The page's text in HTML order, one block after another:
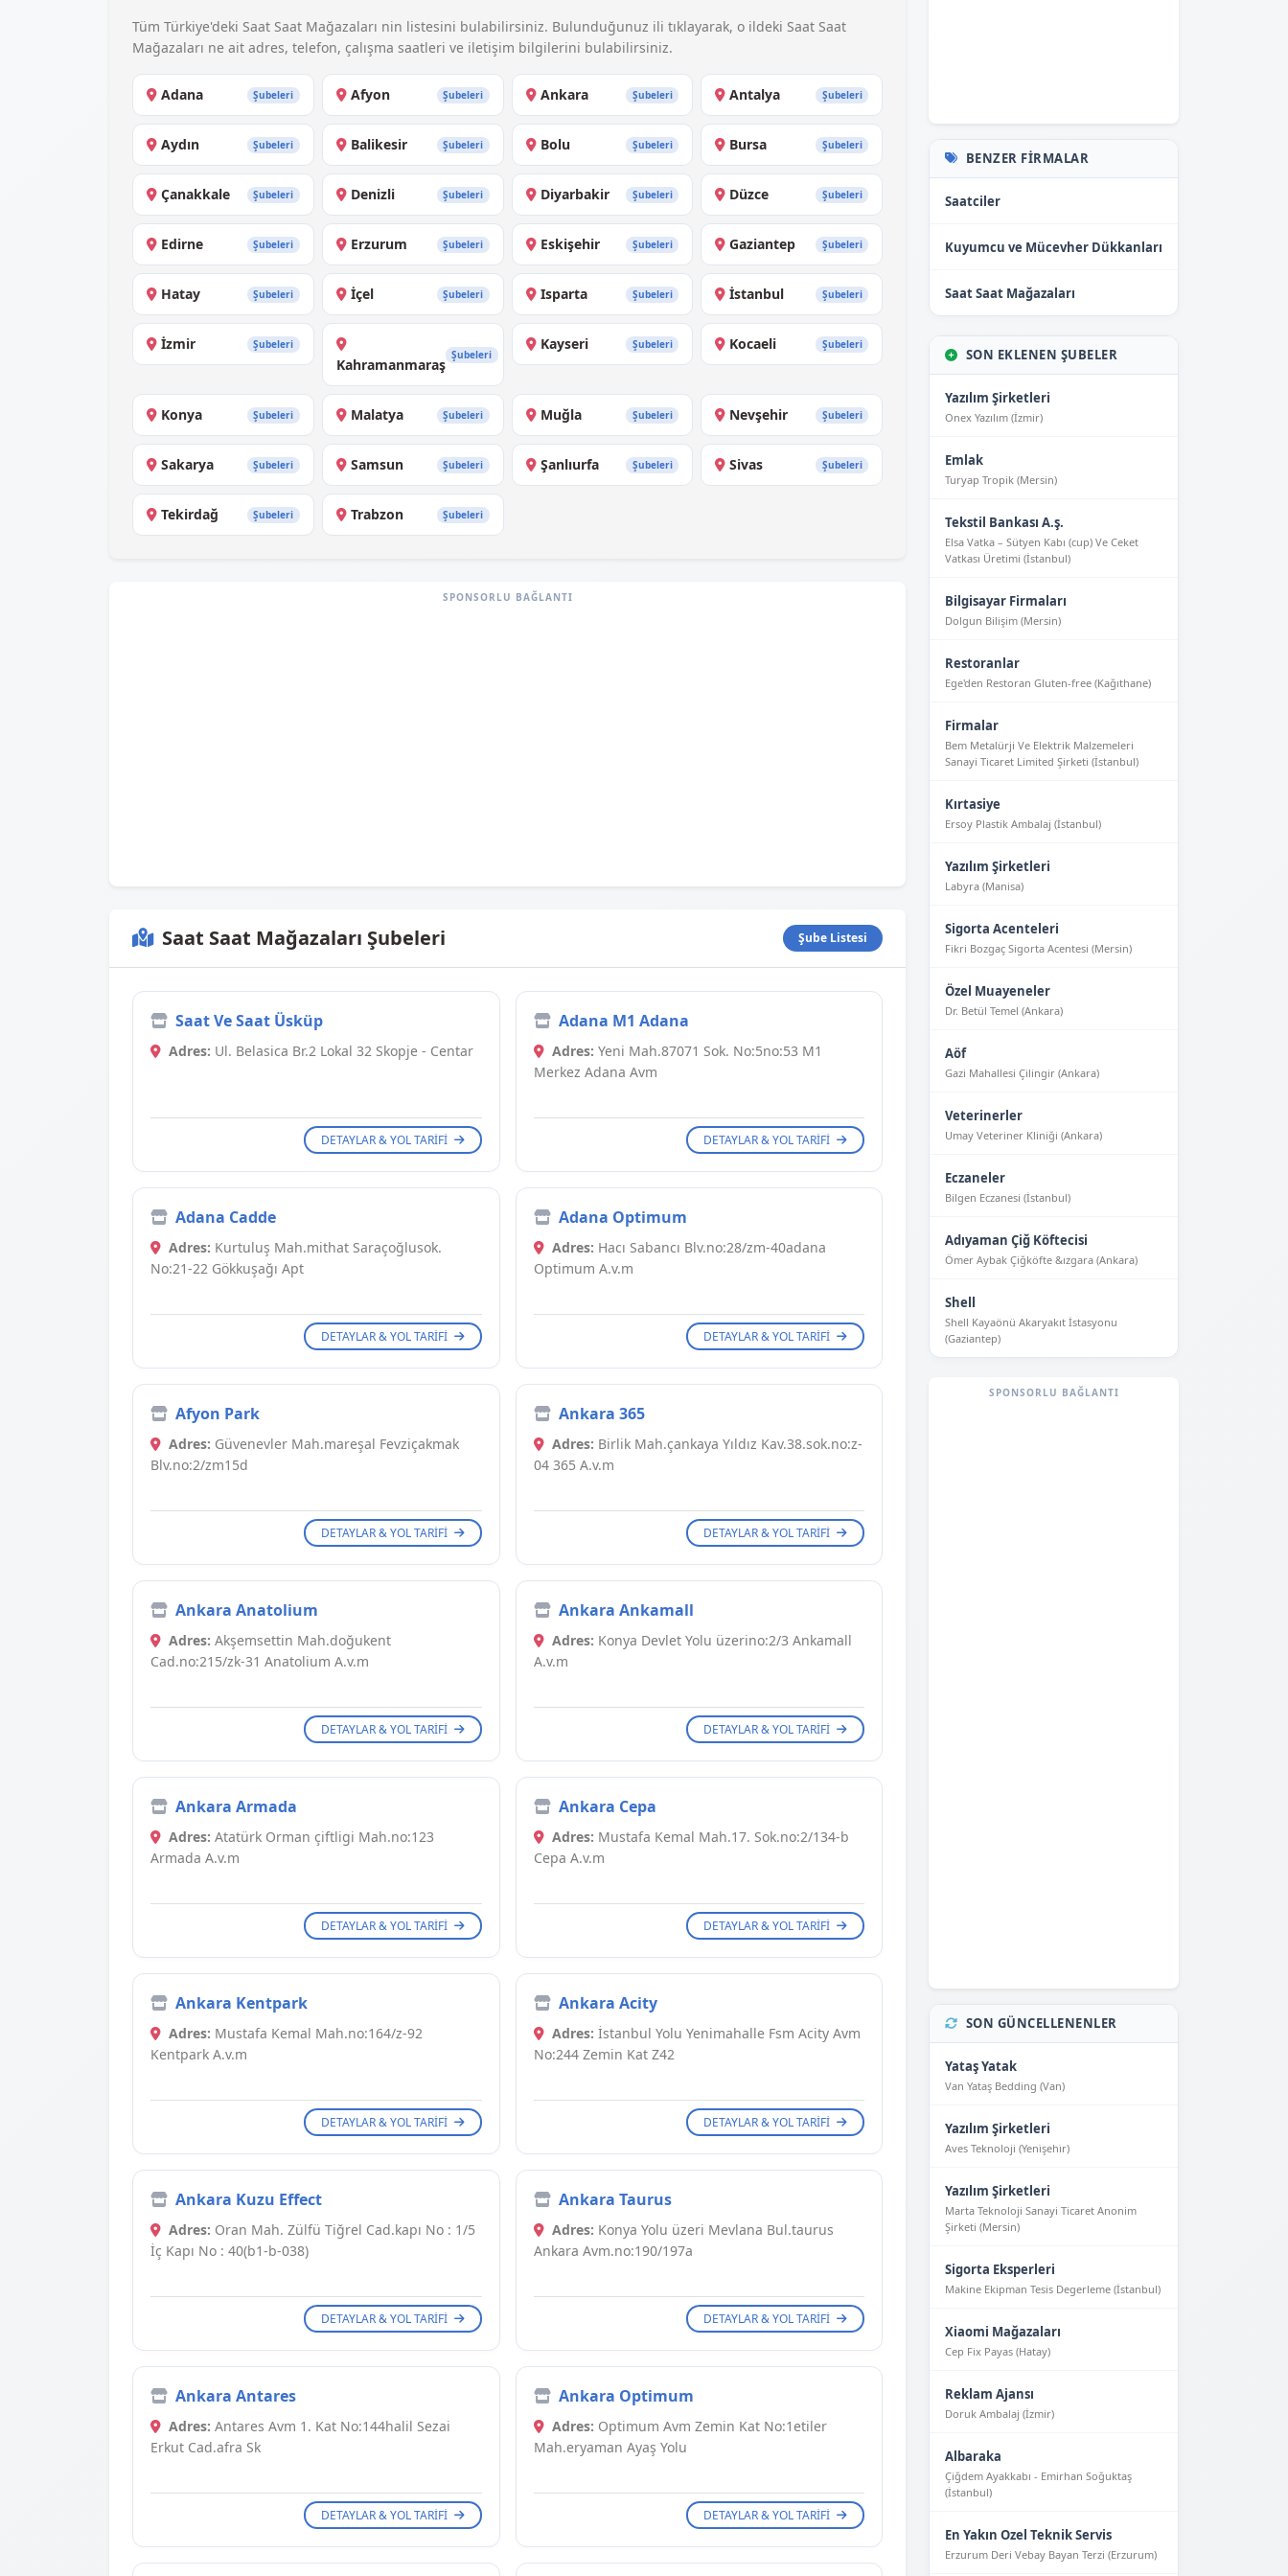
Tüm Türkiye'deki Saat Saat Mağazaları nin listesini bulabilirsiniz. Bulunduğunuz ili tıklayarak, o ildeki Saat Saat
Mağazaları ne ait adres, telefon, çalışma saatleri ve iletişim bilgilerini bulabilirsiniz.
Adana Şubeleri Afyon Şubeleri Ankara Şubeleri Antalya Şubeleri
Aydın Şubeleri Balikesir Şubeleri Bolu Şubeleri Bursa Şubeleri
Çanakkale Şubeleri Denizli Şubeleri Diyarbakir Şubeleri Düzce Şubeleri
Edirne Şubeleri Erzurum Şubeleri Eskişehir Şubeleri Gaziantep Şubeleri
Hatay Şubeleri İçel Şubeleri Isparta Şubeleri İstanbul Şubeleri
İzmir Şubeleri
Kahramanmaraş
Şubeleri
Kayseri Şubeleri Kocaeli Şubeleri
Konya Şubeleri Malatya Şubeleri Muğla Şubeleri Nevşehir Şubeleri
Sakarya Şubeleri Samsun Şubeleri Şanlıurfa Şubeleri Sivas Şubeleri
Tekirdağ Şubeleri Trabzon Şubeleri
SPONSORLU BAĞLANTI
Saat Saat Mağazaları Şubeleri Şube Listesi
Saat Ve Saat Üsküp
Adres: Ul. Belasica Br.2 Lokal 32 Skopje - Centar
DETAYLAR & YOL TARIFI
Adana M1 Adana
Adres: Yeni Mah.87071 Sok. No:5no:53 M1
Merkez Adana Avm
DETAYLAR & YOL TARIFI
Adana Cadde
Adres: Kurtuluş Mah.mithat Saraçoğlusok.
No:21-22 Gökkuşağı Apt
DETAYLAR & YOL TARIFI
Adana Optimum
Adres: Hacı Sabancı Blv.no:28/zm-40adana
Optimum A.v.m
DETAYLAR & YOL TARIFI
Afyon Park
Adres: Güvenevler Mah.mareşal Fevziçakmak
Blv.no:2/zm15d
DETAYLAR & YOL TARIFI
Ankara 365
Adres: Birlik Mah.çankaya Yıldız Kav.38.sok.no:z-
04 365 A.v.m
DETAYLAR & YOL TARIFI
Ankara Anatolium
Adres: Akşemsettin Mah.doğukent
Cad.no:215/zk-31 Anatolium A.v.m
DETAYLAR & YOL TARIFI
Ankara Ankamall
Adres: Konya Devlet Yolu üzerino:2/3 Ankamall
A.v.m
DETAYLAR & YOL TARIFI
Ankara Armada
Adres: Atatürk Orman çiftligi Mah.no:123
Armada A.v.m
DETAYLAR & YOL TARIFI
Ankara Cepa
Adres: Mustafa Kemal Mah.17. Sok.no:2/134-b
Cepa A.v.m
DETAYLAR & YOL TARIFI
Ankara Kentpark
Adres: Mustafa Kemal Mah.no:164/z-92
Kentpark A.v.m
DETAYLAR & YOL TARIFI
Ankara Acity
Adres: İstanbul Yolu Yenimahalle Fsm Acity Avm
No:244 Zemin Kat Z42
DETAYLAR & YOL TARIFI
Ankara Kuzu Effect
Adres: Oran Mah. Zülfü Tiğrel Cad.kapı No : 1/5
İç Kapı No : 40(b1-b-038)
DETAYLAR & YOL TARIFI
Ankara Taurus
Adres: Konya Yolu üzeri Mevlana Bul.taurus
Ankara Avm.no:190/197a
DETAYLAR & YOL TARIFI
Ankara Antares
Adres: Antares Avm 1. Kat No:144halil Sezai
Erkut Cad.afra Sk
DETAYLAR & YOL TARIFI
Ankara Optimum
Adres: Optimum Avm Zemin Kat No:1etiler
Mah.eryaman Ayaş Yolu
DETAYLAR & YOL TARIFI
BENZER FIRMALAR
Saatciler
Kuyumcu ve Mücevher Dükkanları
Saat Saat Mağazaları
SON EKLENEN ŞUBELER
Yazılım Şirketleri
Onex Yazılım (İzmir)
Emlak
Turyap Tropik (Mersin)
Tekstil Bankası A.ş.
Elsa Vatka – Sütyen Kabı (cup) Ve Ceket
Vatkası Üretimi (İstanbul)
Bilgisayar Firmaları
Dolgun Bilişim (Mersin)
Restoranlar
Ege'den Restoran Gluten-free (Kağıthane)
Firmalar
Bem Metalürji Ve Elektrik Malzemeleri
Sanayi Ticaret Limited Şirketi (İstanbul)
Kırtasiye
Ersoy Plastik Ambalaj (İstanbul)
Yazılım Şirketleri
Labyra (Manisa)
Sigorta Acenteleri
Fikri Bozgaç Sigorta Acentesi (Mersin)
Özel Muayeneler
Dr. Betül Temel (Ankara)
Aöf
Gazi Mahallesi Çilingir (Ankara)
Veterinerler
Umay Veteriner Kliniği (Ankara)
Eczaneler
Bilgen Eczanesi (İstanbul)
Adıyaman Çiğ Köftecisi
Ömer Aybak Çiğköfte &ızgara (Ankara)
Shell
Shell Kayaönü Akaryakıt İstasyonu
(Gaziantep)
SPONSORLU BAĞLANTI
SON GÜNCELLENENLER
Yataş Yatak
Van Yataş Bedding (Van)
Yazılım Şirketleri
Aves Teknoloji (Yeni̇şehi̇r)
Yazılım Şirketleri
Marta Teknoloji Sanayi Ticaret Anonim
Şirketi (Mersin)
Sigorta Eksperleri
Makine Ekipman Tesis Degerleme (İstanbul)
Xiaomi Mağazaları
Cep Fix Payas (Hatay)
Reklam Ajansı
Doruk Ambalaj (İzmir)
Albaraka
Çiğdem Ayakkabı - Emirhan Soğuktaş
(İstanbul)
En Yakın Ozel Teknik Servis
Erzurum Deri Vebay Bayan Terzi (Erzurum)